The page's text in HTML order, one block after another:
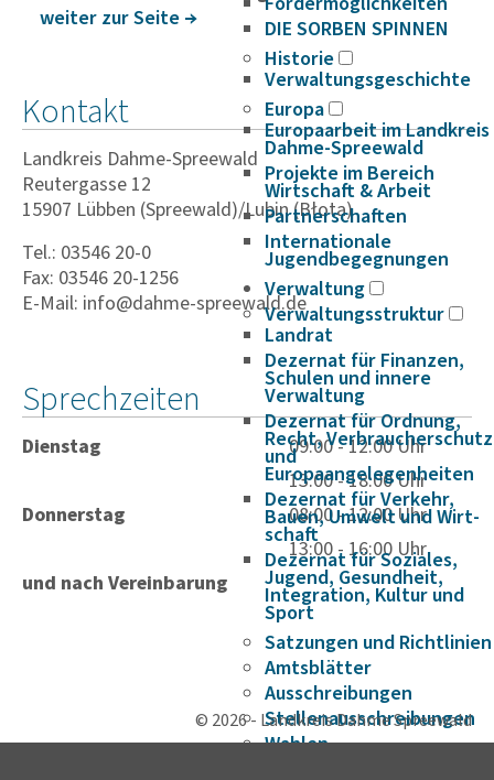
DIE SORBEN SPINNEN
Historie
Verwaltungsgeschichte
Europa
Europaarbeit im Landkreis
Dahme-Spreewald
Projekte im Bereich
Wirtschaft & Arbeit
Partnerschaften
Internationale
Jugendbegegnungen
Verwaltung
Verwaltungsstruktur
Landrat
Dezernat für Finanzen,
Schulen und innere
Verwaltung
Dezernat für Ordnung,
Recht, Verbraucherschutz
und
Europaangelegenheiten
Dezernat für Verkehr,
Bauen, Umwelt und Wirt­
schaft
Dezernat für Soziales,
Jugend, Gesundheit,
Integration, Kultur und
Sport
Satzungen und Richtlinien
Amtsblätter
Ausschreibungen
Stellenausschreibungen
Wahlen
weiter zur Seite
Kontakt
Landkreis Dahme-Spreewald
Reutergasse 12
15907 Lübben (Spreewald)/Lubin (Błota)
Tel.: 03546 20-0
Fax: 03546 20-1256
E-Mail: info@dahme-spreewald.de
Sprechzeiten
Dienstag
09:00 - 12:00 Uhr
13:00 - 18:00 Uhr
Donnerstag
08:00 - 12:00 Uhr
13:00 - 16:00 Uhr
und nach Vereinbarung
© 2026 - Landkreis Dahme Spreewald